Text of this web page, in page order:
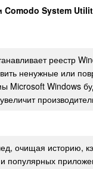
System
реестр
ненужные или
Microsoft Windows
очищая историю,
популярных